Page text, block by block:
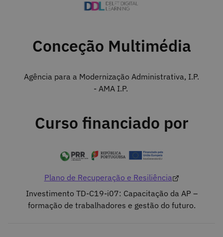
Conceção Multimédia
Agência para a Modernização Administrativa, I.P.
- AMA I.P.
Curso financiado por
Plano de Recuperação e Resiliência
Investimento TD-C19-i07: Capacitação da AP –
formação de trabalhadores e gestão do futuro.